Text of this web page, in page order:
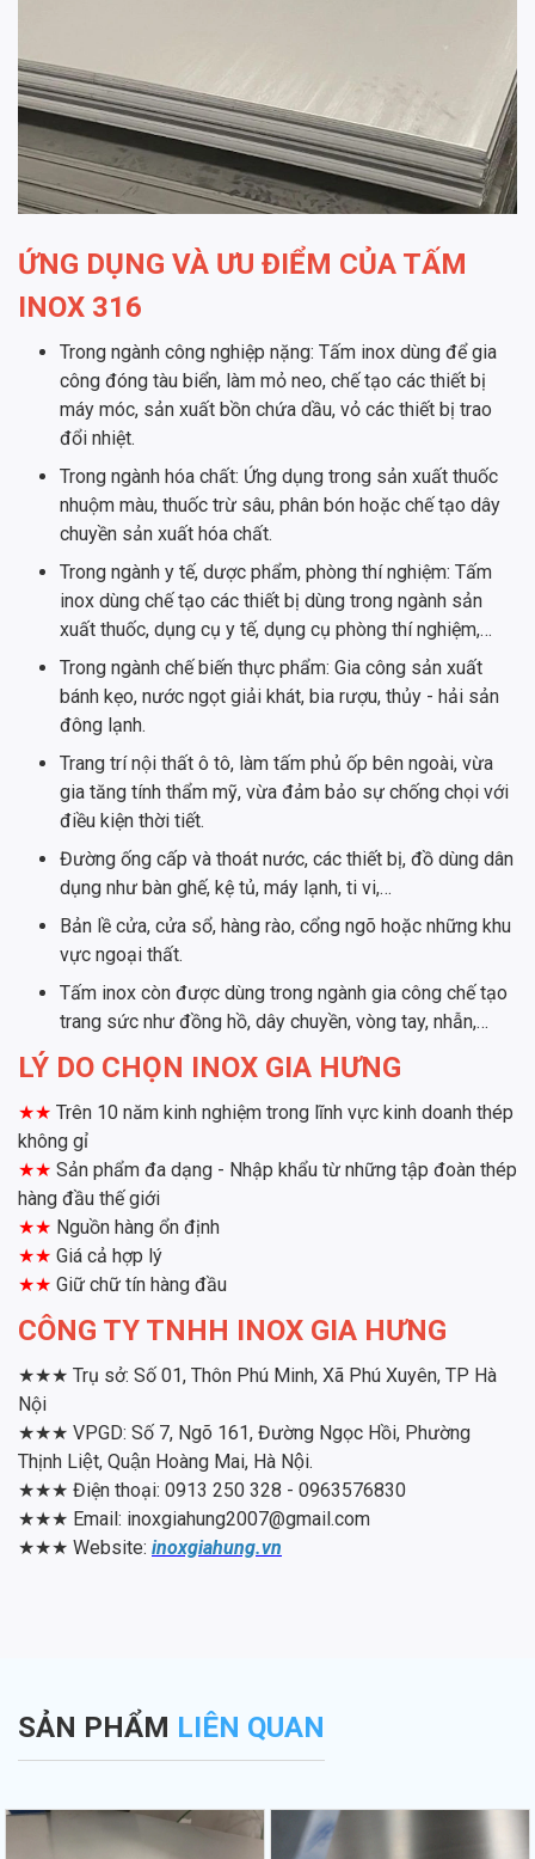
ỨNG DỤNG VÀ ƯU ĐIỂM CỦA TẤM
INOX 316
Trong ngành công nghiệp nặng: Tấm inox dùng để gia
công đóng tàu biển, làm mỏ neo, chế tạo các thiết bị
máy móc, sản xuất bồn chứa dầu, vỏ các thiết bị trao
đổi nhiệt.
Trong ngành hóa chất: Ứng dụng trong sản xuất thuốc
nhuộm màu, thuốc trừ sâu, phân bón hoặc chế tạo dây
chuyền sản xuất hóa chất.
Trong ngành y tế, dược phẩm, phòng thí nghiệm: Tấm
inox dùng chế tạo các thiết bị dùng trong ngành sản
xuất thuốc, dụng cụ y tế, dụng cụ phòng thí nghiệm,…
Trong ngành chế biến thực phẩm: Gia công sản xuất
bánh kẹo, nước ngọt giải khát, bia rượu, thủy - hải sản
đông lạnh.
Trang trí nội thất ô tô, làm tấm phủ ốp bên ngoài, vừa
gia tăng tính thẩm mỹ, vừa đảm bảo sự chống chọi với
điều kiện thời tiết.
Đường ống cấp và thoát nước, các thiết bị, đồ dùng dân
dụng như bàn ghế, kệ tủ, máy lạnh, ti vi,…
Bản lề cửa, cửa sổ, hàng rào, cổng ngõ hoặc những khu
vực ngoại thất.
Tấm inox còn được dùng trong ngành gia công chế tạo
trang sức như đồng hồ, dây chuyền, vòng tay, nhẫn,…
LÝ DO CHỌN INOX GIA HƯNG
★★ Trên 10 năm kinh nghiệm trong lĩnh vực kinh doanh thép
không gỉ
★★ Sản phẩm đa dạng - Nhập khẩu từ những tập đoàn thép
hàng đầu thế giới
★★ Nguồn hàng ổn định
★★ Giá cả hợp lý
★★ Giữ chữ tín hàng đầu
CÔNG TY TNHH INOX GIA HƯNG
★★★ Trụ sở: Số 01, Thôn Phú Minh, Xã Phú Xuyên, TP Hà
Nội
★★★ VPGD: Số 7, Ngõ 161, Đường Ngọc Hồi, Phường
Thịnh Liệt, Quận Hoàng Mai, Hà Nội.
★★★ Điện thoại: 0913 250 328 - 0963576830
★★★ Email: inoxgiahung2007@gmail.com
★★★ Website: inoxgiahung.vn
SẢN PHẨM LIÊN QUAN